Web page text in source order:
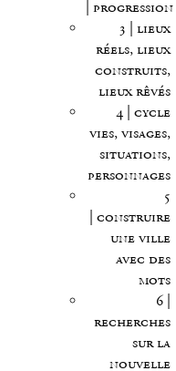
| progression
3 | lieux
réels, lieux
construits,
lieux rêvés
4 | cycle
vies, visages,
situations,
personnages
5
| construire
une ville
avec des
mots
6 |
recherches
sur la
nouvelle